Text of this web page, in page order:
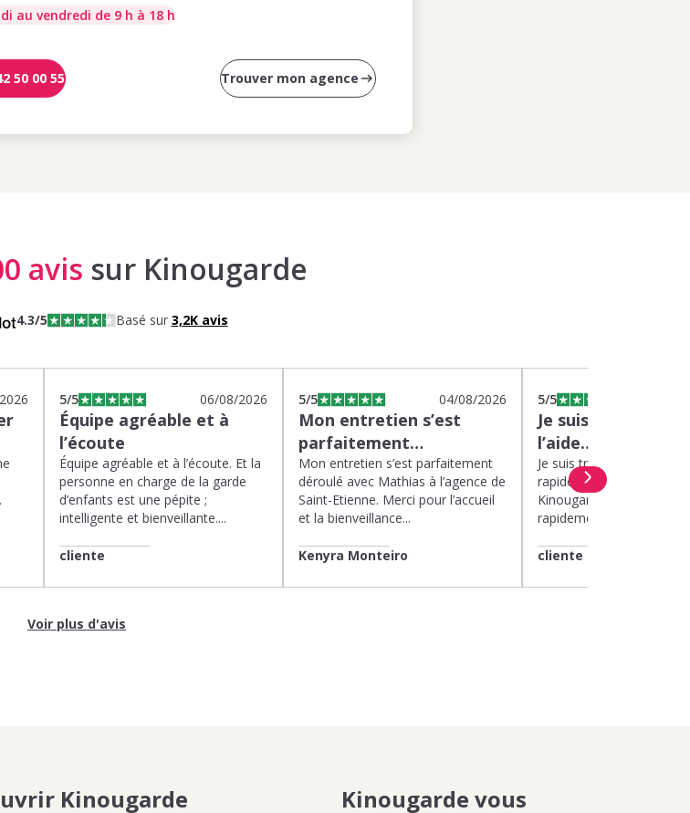
au vendredi de 9 h à 18 h
50 00 55 Trouver mon agence
avis sur Kinougarde
4.3/5 Basé sur 3,2Kavis
5/5 06/08/2026
Équipe agréable et à
l’écoute
Équipe agréable et à l’écoute. Et la
personne en charge de la garde
d’enfants est une pépite ;
intelligente et bienveillante....
cliente
5/5 04/08/2026
Mon entretien s’est
parfaitement…
Mon entretien s’est parfaitement
déroulé avec Mathias à l’agence de
Saint-Etienne. Merci pour l’accueil
et la bienveillance...
Kenyra Monteiro
5/5
Je suis très
l’aide…
Je suis très satisfaite de
rapide et efficace
Kinougarde. On m’a
rapidement et une
cliente
Voir plus d'avis
Kinougarde
Kinougarde vous